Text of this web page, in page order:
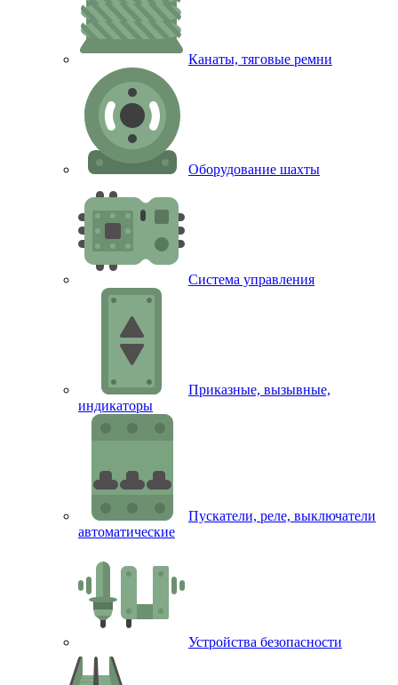
Канаты, тяговые ремни
Оборудование шахты
Система управления
Приказные, вызывные,
индикаторы
Пускатели, реле, выключатели
автоматические
Устройства безопасности